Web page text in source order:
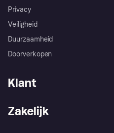
Privacy
Veiligheid
Duurzaamheid
Doorverkopen
Klant
Zakelijk